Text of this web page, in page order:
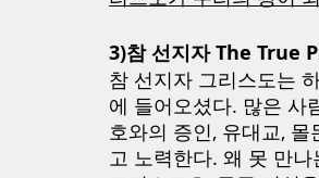
3)참 선지자 The True
참 선지자 그리스도는
에 들어오셨다. 많은 사
호와의 증인, 유대교,
고 노력한다. 왜 못 만